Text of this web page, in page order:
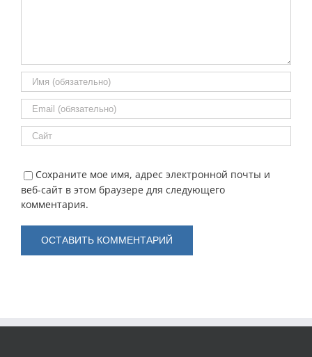
Сохраните мое имя, адрес электронной почты и
веб-сайт в этом браузере для следующего
комментария.